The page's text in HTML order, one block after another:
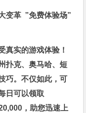
变革 ”免费体验场”
真实的游戏体验！
扑克、奥马哈、短
巧。不仅如此，可
日可以领取
，助您迅速上